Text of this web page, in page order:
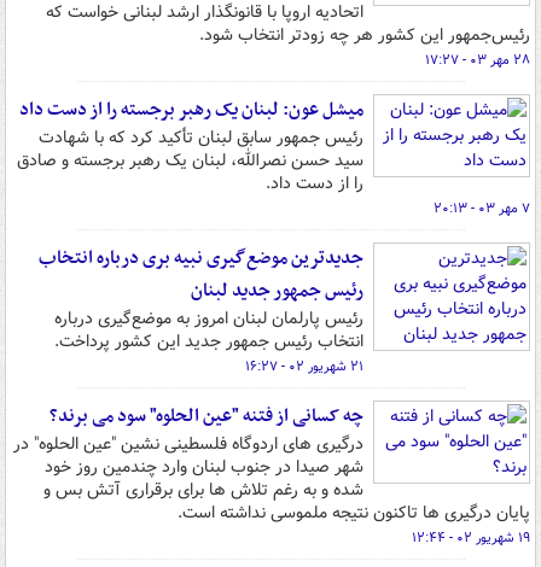
اتحادیه اروپا با قانونگذار ارشد لبنانی خواست که
رئیس‌جمهور این کشور هر چه زودتر انتخاب شود.
۲۸ مهر ۰۳ - ۱۷:۲۷
میشل عون: لبنان یک رهبر برجسته را از دست داد
رئیس جمهور سابق لبنان تأکید کرد که با شهادت
سید حسن نصرالله، لبنان یک رهبر برجسته و صادق
را از دست داد.
۷ مهر ۰۳ - ۲۰:۱۳
جدیدترین موضع‌گیری نبیه بری درباره انتخاب
رئیس جمهور جدید لبنان
رئیس پارلمان لبنان امروز به موضع‌گیری درباره
انتخاب رئیس جمهور جدید این کشور پرداخت.
۲۱ شهریور ۰۲ - ۱۶:۲۷
چه کسانی از فتنه "عین الحلوه" سود می برند؟
درگیری های اردوگاه فلسطینی نشین "عین الحلوه" در
شهر صیدا در جنوب لبنان وارد چندمین روز خود
شده و به رغم تلاش ها برای برقراری آتش بس و
پایان درگیری ها تاکنون نتیجه ملموسی نداشته است.
۱۹ شهریور ۰۲ - ۱۲:۴۴